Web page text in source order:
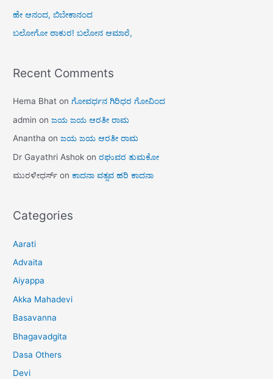
ಹೇ ಆನಂದ, ಬಿಬೇಕಾನಂದ
ಬಲೋಗೋ ಠಾಕುರ! ಬಲೋನ ಆಮಾರೆ,
Recent Comments
Hema Bhat onಗೋವರ್ಧನ ಗಿರಿಧರ ಗೋವಿಂದ
admin onಜಯ ಜಯ ಆರತೀ ರಾಮ
Anantha onಜಯ ಜಯ ಆರತೀ ರಾಮ
Dr Gayathri Ashok onರಘುವರ ತುಮಕೋ
ಮುರಳೀಧರ್ಸ್ onಕಾದನಾ ವತ್ಸವ ಹರಿ ಕಾದನಾ
Categories
Aarati
Advaita
Aiyappa
Akka Mahadevi
Basavanna
Bhagavadgita
Dasa Others
Devi